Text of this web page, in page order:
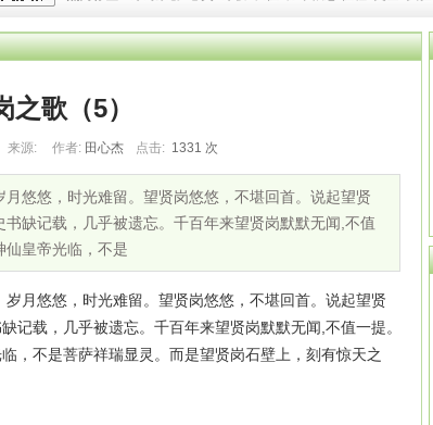
之歌（5）
来源: 作者: 田心杰 点击: 1331 次
悠悠，时光难留。望贤岗悠悠，不堪回首。说起望贤
缺记载，几乎被遗忘。千百年来望贤岗默默无闻,不值
仙皇帝光临，不是
悠悠，时光难留。望贤岗悠悠，不堪回首。说起望贤
记载，几乎被遗忘。千百年来望贤岗默默无闻,不值一提。
，不是菩萨祥瑞显灵。而是望贤岗石壁上，刻有惊天之